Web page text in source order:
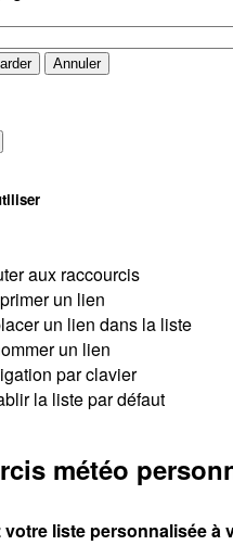
Annuler
aux raccourcis
un lien
un lien dans la liste
un lien
par clavier
la liste par défaut
météo
votre liste personnalisée à